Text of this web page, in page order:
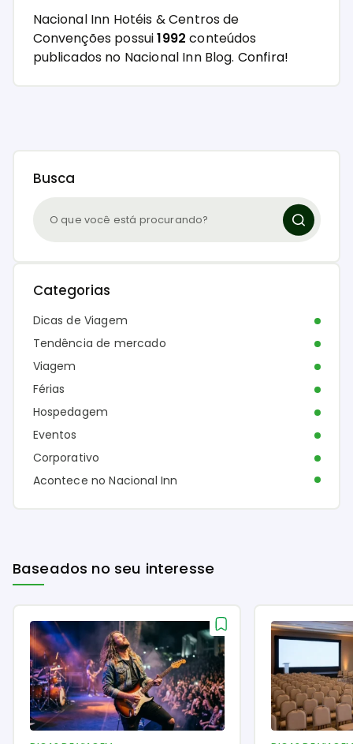
Nacional Inn Hotéis & Centros de
Convenções possui1992 conteúdos
publicados no Nacional Inn Blog. Confira!
Busca
Categorias
Dicas de Viagem
Tendência de mercado
Viagem
Férias
Hospedagem
Eventos
Corporativo
Acontece no Nacional Inn
Baseados no seu interesse